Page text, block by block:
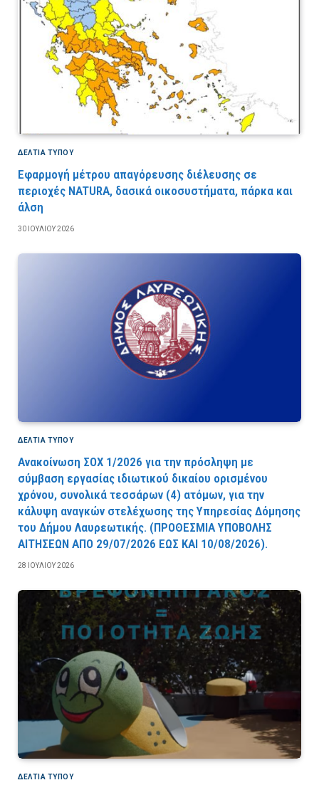
ΔΕΛΤΙΑ ΤΥΠΟΥ
Εφαρμογή μέτρου απαγόρευσης διέλευσης σε
περιοχές NATURA, δασικά οικοσυστήματα, πάρκα και
άλση
30 ΙΟΥΛΊΟΥ 2026
ΔΕΛΤΙΑ ΤΥΠΟΥ
Ανακοίνωση ΣΟΧ 1/2026 για την πρόσληψη με
σύμβαση εργασίας ιδιωτικού δικαίου ορισμένου
χρόνου, συνολικά τεσσάρων (4) ατόμων, για την
κάλυψη αναγκών στελέχωσης της Υπηρεσίας Δόμησης
του Δήμου Λαυρεωτικής. (ΠPOΘEΣMIA YΠOBOΛHΣ
AITHΣEΩN AΠO 29/07/2026 EΩΣ KAI 10/08/2026).
28 ΙΟΥΛΊΟΥ 2026
ΔΕΛΤΙΑ ΤΥΠΟΥ